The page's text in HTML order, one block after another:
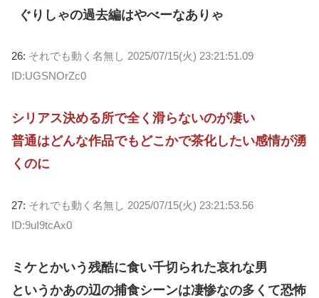
ぐりしゃの過去編はやべーなありゃ
26: それでも動く名無し 2025/07/15(火) 23:21:51.09
ID:UGSNOrZc0
シリアス決める所で全く滑らないのが凄い
普通はどんな作品でもどこかで茶化したい感情が湧
くのに
27: それでも動く名無し 2025/07/15(火) 23:21:53.56
ID:9uI9tcAx0
ミケとかいう残酷に食い千切られた哀れな男
というかあの辺の捕食シーンは凄惨なの多くて恐怖